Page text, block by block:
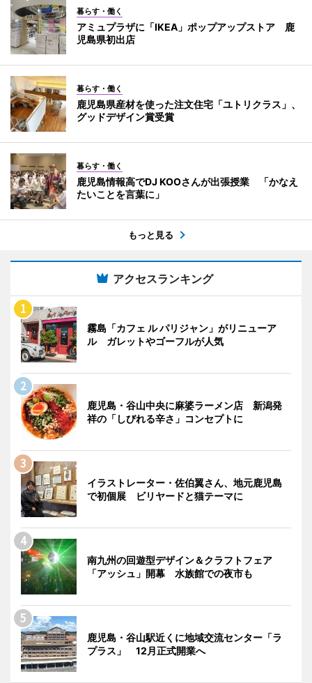
暮らす・働く
アミュプラザに「IKEA」ポップアップストア 鹿
児島県初出店
暮らす・働く
鹿児島県産材を使った注文住宅「ユトリクラス」、
グッドデザイン賞受賞
暮らす・働く
鹿児島情報高でDJ KOOさんが出張授業 「かなえ
たいことを言葉に」
もっと見る
アクセスランキング
霧島「カフェ ル パリジャン」がリニューア
ル ガレットやゴーフルが人気
鹿児島・谷山中央に麻婆ラーメン店 新潟発
祥の「しびれる辛さ」コンセプトに
イラストレーター・佐伯翼さん、地元鹿児島
で初個展 ビリヤードと猫テーマに
南九州の回遊型デザイン＆クラフトフェア
「アッシュ」開幕 水族館での夜市も
鹿児島・谷山駅近くに地域交流センター「ラ
プラス」 12月正式開業へ